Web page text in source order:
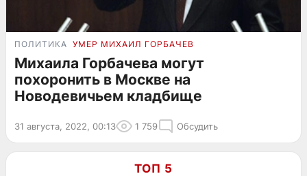
ПОЛИТИКА УМЕР МИХАИЛ ГОРБАЧЕВ
Михаила Горбачева могут
похоронить в Москве на
Новодевичьем кладбище
31 августа, 2022, 00:13 1 759 Обсудить
ТОП 5